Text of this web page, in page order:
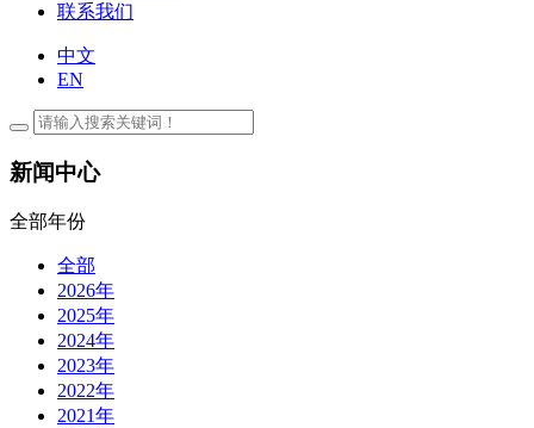
联系我们
中文
EN
新闻中心
全部年份
全部
2026年
2025年
2024年
2023年
2022年
2021年